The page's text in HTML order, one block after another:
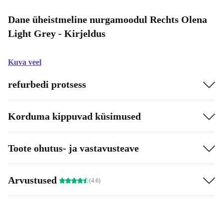
Dane üheistmeline nurgamoodul Rechts Olena
Light Grey - Kirjeldus
Kuva veel
refurbedi protsess
Korduma kippuvad küsimused
Toote ohutus- ja vastavusteave
Arvustused (4.6)